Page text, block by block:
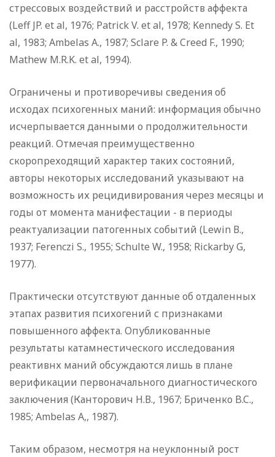
стрессовых воздействий и расстройств аффекта
(Leff JP. et al, 1976; Patrick V. et al, 1978; Kennedy S. Et
al, 1983; Ambelas A., 1987; Sclare P. & Creed F., 1990;
Mathew M.R.K. et al, 1994).
Ограничены и противоречивы сведения об
исходах психогенных маний: информация обычно
исчерпывается данными о продолжительности
реакций. Отмечая преимущественно
скоропреходящий характер таких состояний,
авторы некоторых исследований указывают на
возможность их рецидивирования через месяцы и
годы от момента манифестации - в периоды
реактуализации патогенных событий (Lewin В.,
1937; Ferenczi S., 1955; Schulte W., 1958; Rickarby G,
1977).
Практически отсутствуют данные об отдаленных
этапах развития психогений с признаками
повышенного аффекта. Опубликованные
результаты катамнестического исследования
реактивнх маний обсуждаются лишь в плане
верификации первоначального диагностического
заключения (Канторович Н.В., 1967; Бриченко B.C.,
1985; Ambelas A,, 1987).
Таким образом, несмотря на неуклонный рост